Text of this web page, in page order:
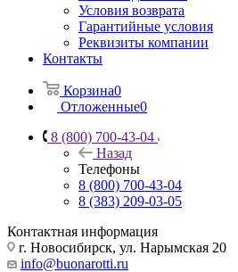
Условия возврата
Гарантийные условия
Реквизиты компании
Контакты
Корзина0
Отложенные0
8 (800) 700-43-04
Назад
Телефоны
8 (800) 700-43-04
8 (383) 209-03-05
Контактная информация
г. Новосибирск, ул. Нарымская 20
info@buonarotti.ru